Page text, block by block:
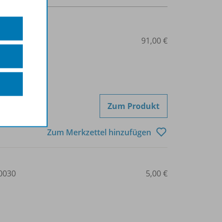
91,00 €
Zum Produkt
Zum Merkzettel hinzufügen
5,00 €